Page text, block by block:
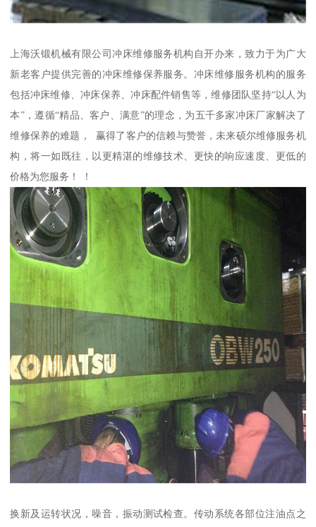
上海沃锻机械有限公司冲床维修服务机构自开办来，致力于为广大
新老客户提供完善的冲床维修保养服务。冲床维修服务机构的服务
包括冲床维修、冲床保养、冲床配件销售等，维修团队坚持“以人为
本”，遵循“精品、客户、满意”的理念，为五千多家冲床厂家解决了
维修保养的难题， 赢得了客户的信赖与赞誉，未来硕尔维修服务机
构，将一如既往，以更精湛的维修技术、更快的响应速度、更低的
价格为您服务！ ！
换新及运转状况，噪音，振动测试检查。传动系统各部位注油点之